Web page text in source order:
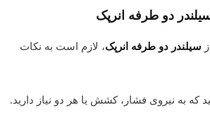
دو طرفه انرپک
سیلندر دو طرفه انرپک، لازم است به نکات
که به نیروی فشار، کشش یا هر دو نیاز دارید.